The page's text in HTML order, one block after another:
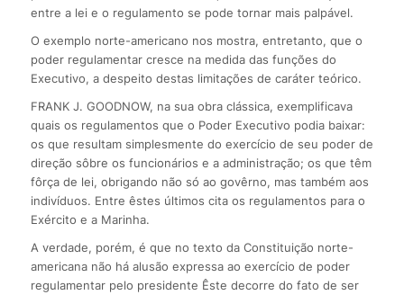
entre a lei e o regulamento se pode tornar mais palpável.
O exemplo norte-americano nos mostra, entretanto, que o
poder regulamentar cresce na medida das funções do
Executivo, a despeito destas limitações de caráter teórico.
FRANK J. GOODNOW, na sua obra clássica, exemplificava
quais os regulamentos que o Poder Executivo podia baixar:
os que resultam simplesmente do exercício de seu poder de
direção sôbre os funcionários e a administração; os que têm
fôrça de lei, obrigando não só ao govêrno, mas também aos
indivíduos. Entre êstes últimos cita os regulamentos para o
Exército e a Marinha.
A verdade, porém, é que no texto da Constituição norte-
americana não há alusão expressa ao exercício de poder
regulamentar pelo presidente Êste decorre do fato de ser